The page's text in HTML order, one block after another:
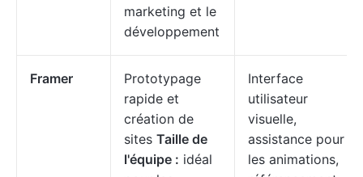
marketing et le
développement
Framer
Prototypage
rapide et
création de
sites Taille de
l'équipe : idéal
Interface
utilisateur
visuelle,
assistance pour
les animations,